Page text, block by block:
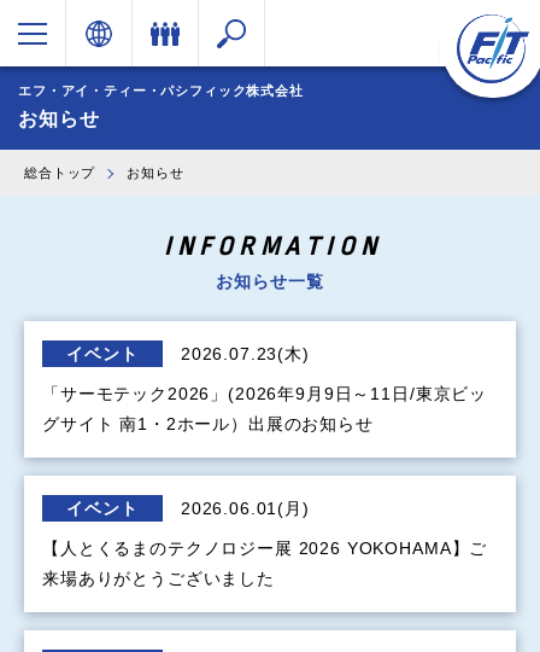
エフ・アイ・ティー・パシフィック株式会社
お知らせ
総合トップ お知らせ
INFORMATION
お知らせ一覧
イベント 2026.07.23(木)
「サーモテック2026」(2026年9月9日～11日/東京ビッ
グサイト 南1・2ホール）出展のお知らせ
イベント 2026.06.01(月)
【人とくるまのテクノロジー展 2026 YOKOHAMA】ご
来場ありがとうございました